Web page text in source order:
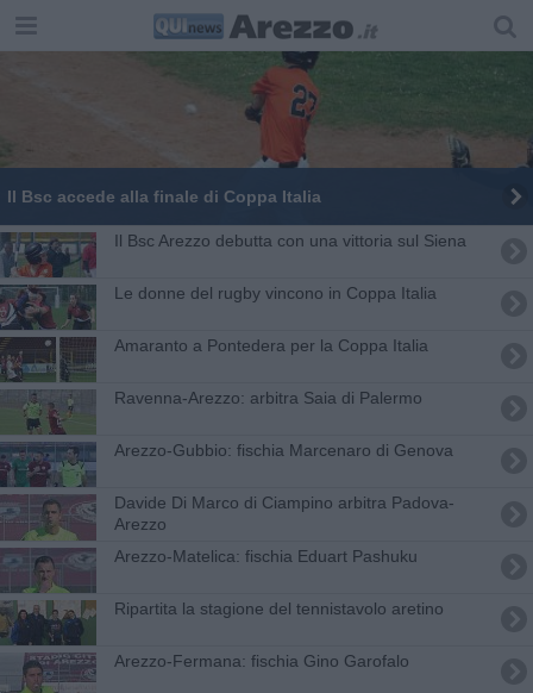
Il Bsc accede alla finale di Coppa Italia
Il Bsc Arezzo debutta con una vittoria sul Siena
Le donne del rugby vincono in Coppa Italia
Amaranto a Pontedera per la Coppa Italia
​Ravenna-Arezzo: arbitra Saia di Palermo
​Arezzo-Gubbio: fischia Marcenaro di Genova
​Davide Di Marco di Ciampino arbitra Padova-
Arezzo
​Arezzo-Matelica: fischia Eduart Pashuku
​Ripartita la stagione del tennistavolo aretino
​Arezzo-Fermana: fischia Gino Garofalo